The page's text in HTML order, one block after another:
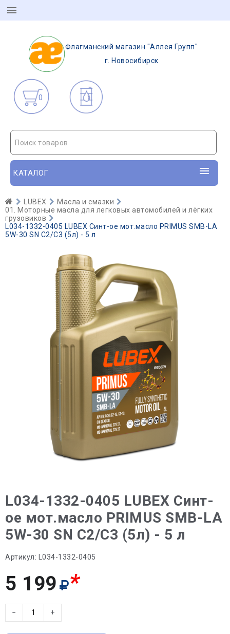
Флагманский магазин "Аллея Групп"
г. Новосибирск
0
Поиск товаров
КАТАЛОГ
LUBEX
Масла и смазки
01. Моторные масла для легковых автомобилей и лёгких
грузовиков
L034-1332-0405 LUBEX Синт-ое мот.масло PRIMUS SMB-LA
5W-30 SN C2/C3 (5л) - 5 л
L034-1332-0405 LUBEX Синт-
ое мот.масло PRIMUS SMB-LA
5W-30 SN C2/C3 (5л) - 5 л
Артикул: L034-1332-0405
5 199 *
− +